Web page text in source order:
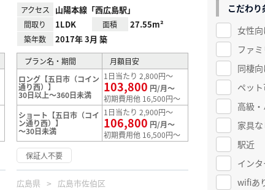
アクセス 山陽本線「西広島駅」
間取り 1LDK 面積 27.55m²
築年数 2017年 3月 築
プラン名・期間
月額目安
ロング【五日市（コイン
通り西）】
30日以上～360日未満
1日当たり 2,800円～
103,800 円/月～
初期費用他 16,500円～
ショート【五日市（コイ
ン通り西）】
～30日未満
1日当たり 2,900円～
106,800 円/月～
初期費用他 16,500円～
保証人不要
広島県 広島市佐伯区
こだわり
女性向
ファ
同棲向
ペッ
高級
家具
駅近
イン
wifiあ